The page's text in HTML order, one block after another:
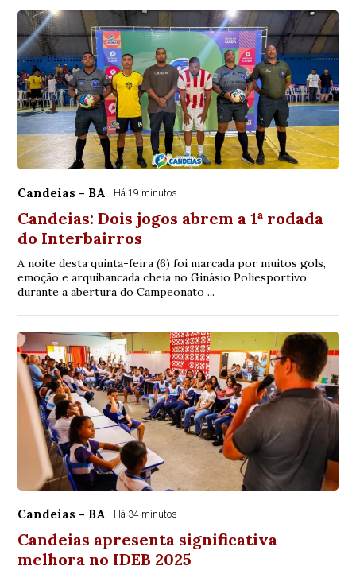
Candeias - BA Há 19 minutos
Candeias: Dois jogos abrem a 1ª rodada
do Interbairros
A noite desta quinta-feira (6) foi marcada por muitos gols,
emoção e arquibancada cheia no Ginásio Poliesportivo,
durante a abertura do Campeonato ...
Candeias - BA Há 34 minutos
Candeias apresenta significativa
melhora no IDEB 2025